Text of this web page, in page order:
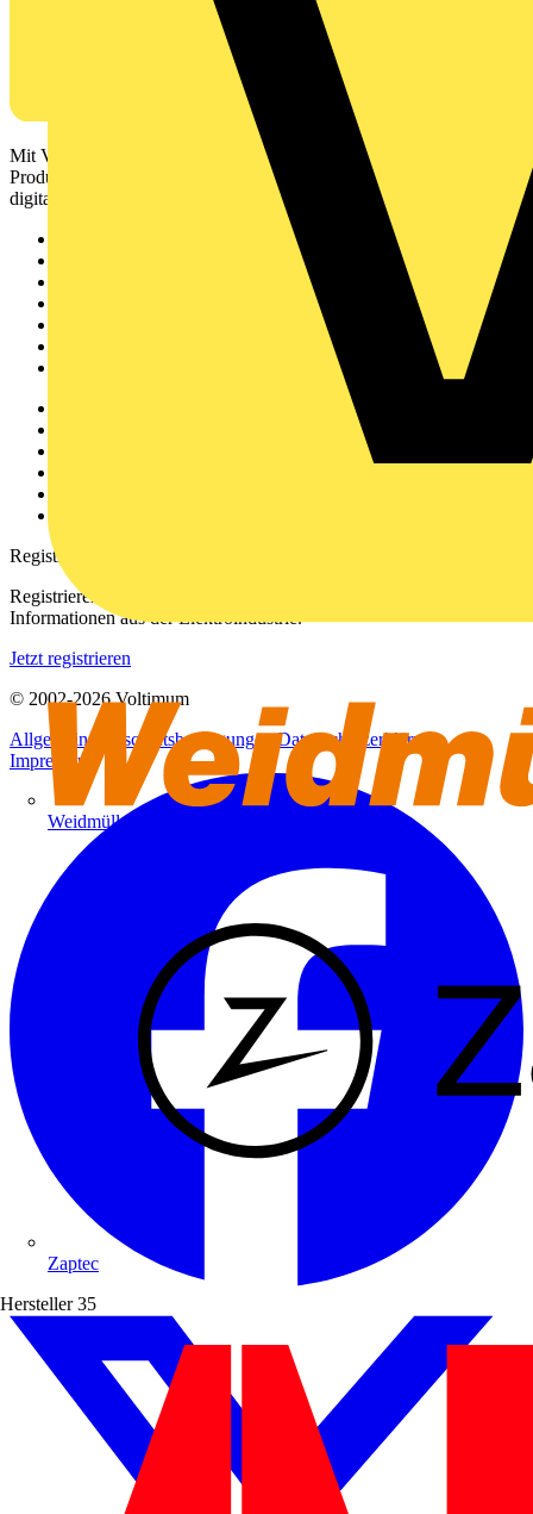
Weidmüller
Zaptec
Hersteller 35
Mit Voltimum erhalten Elektrofachkräfte Zugang zu Branchennews,
Produktinformationen, Schulungen und Tools – alles auf einer
digitalen Plattform und Community.
Registrierung
Registrieren Sie sich kostenlos und erhalten Sie stets aktuelle
Informationen aus der Elektroindustrie.
Jetzt registrieren
© 2002-2026Voltimum
Allgemeine GeschäftsbedingungenDatenschutzerklärung
Impressum